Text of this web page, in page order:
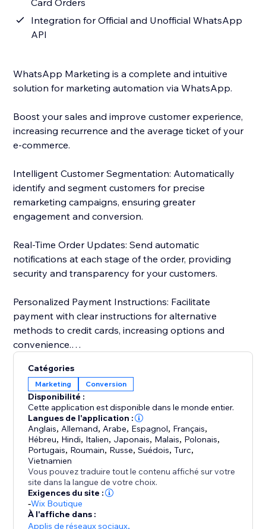
Card Orders
Integration for Official and Unofficial WhatsApp
API
WhatsApp Marketing is a complete and intuitive
solution for marketing automation via WhatsApp.
Boost your sales and improve customer experience,
increasing recurrence and the average ticket of your
e-commerce.
Intelligent Customer Segmentation: Automatically
identify and segment customers for precise
remarketing campaigns, ensuring greater
engagement and conversion.
Real-Time Order Updates: Send automatic
notifications at each stage of the order, providing
security and transparency for your customers.
Personalized Payment Instructions: Facilitate
payment with clear instructions for alternative
methods to credit cards, increasing options and
convenience.
Customer Import and Segmentation: Automatically
import customer data, simplifying management and
personalized segmentation. Keep a detailed history
for more effective and targeted campaigns.
Catégories
Marketing Conversion
Disponibilité :
Cette application est disponible dans le monde entier.
Langues de l'application :
Anglais, Allemand, Arabe, Espagnol, Français,
Hébreu, Hindi, Italien, Japonais, Malais, Polonais,
Portugais, Roumain, Russe,Suédois,Turc,
Vietnamien
Vous pouvez traduire tout le contenu affiché sur votre
site dans la langue de votre choix.
Exigences du site :
-Wix Boutique
À l'affiche dans :
Applis de réseaux sociaux,